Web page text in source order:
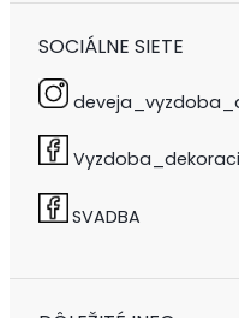
SOCIÁLNE SIETE
SVADBA